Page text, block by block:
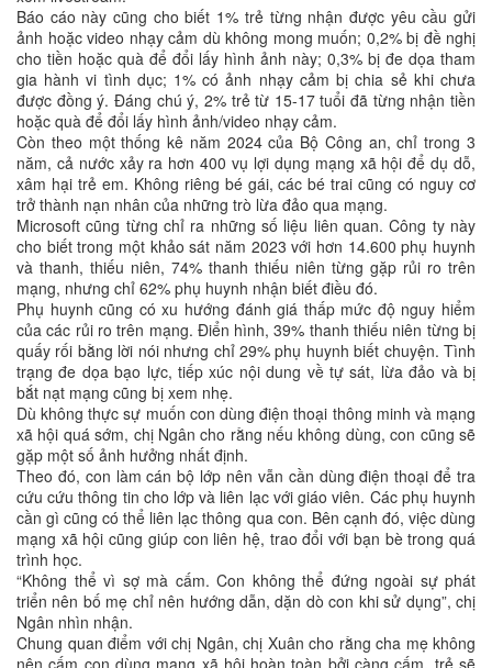
Báo cáo này cũng cho biết 1% trẻ từng nhận được yêu cầu gửi
ảnh hoặc video nhạy cảm dù không mong muốn; 0,2% bị đề nghị
cho tiền hoặc quà để đổi lấy hình ảnh này; 0,3% bị đe dọa tham
gia hành vi tình dục; 1% có ảnh nhạy cảm bị chia sẻ khi chưa
được đồng ý. Đáng chú ý, 2% trẻ từ 15-17 tuổi đã từng nhận tiền
hoặc quà để đổi lấy hình ảnh/video nhạy cảm.
Còn theo một thống kê năm 2024 của Bộ Công an, chỉ trong 3
năm, cả nước xảy ra hơn 400 vụ lợi dụng mạng xã hội để dụ dỗ,
xâm hại trẻ em. Không riêng bé gái, các bé trai cũng có nguy cơ
trở thành nạn nhân của những trò lừa đảo qua mạng.
Microsoft cũng từng chỉ ra những số liệu liên quan. Công ty này
cho biết trong một khảo sát năm 2023 với hơn 14.600 phụ huynh
và thanh, thiếu niên, 74% thanh thiếu niên từng gặp rủi ro trên
mạng, nhưng chỉ 62% phụ huynh nhận biết điều đó.
Phụ huynh cũng có xu hướng đánh giá thấp mức độ nguy hiểm
của các rủi ro trên mạng. Điển hình, 39% thanh thiếu niên từng bị
quấy rối bằng lời nói nhưng chỉ 29% phụ huynh biết chuyện. Tình
trạng đe dọa bạo lực, tiếp xúc nội dung về tự sát, lừa đảo và bị
bắt nạt mạng cũng bị xem nhẹ.
Dù không thực sự muốn con dùng điện thoại thông minh và mạng
xã hội quá sớm, chị Ngân cho rằng nếu không dùng, con cũng sẽ
gặp một số ảnh hưởng nhất định.
Theo đó, con làm cán bộ lớp nên vẫn cần dùng điện thoại để tra
cứu cứu thông tin cho lớp và liên lạc với giáo viên. Các phụ huynh
cần gì cũng có thể liên lạc thông qua con. Bên cạnh đó, việc dùng
mạng xã hội cũng giúp con liên hệ, trao đổi với bạn bè trong quá
trình học.
“Không thể vì sợ mà cấm. Con không thể đứng ngoài sự phát
triển nên bố mẹ chỉ nên hướng dẫn, dặn dò con khi sử dụng”, chị
Ngân nhìn nhận.
Chung quan điểm với chị Ngân, chị Xuân cho rằng cha mẹ không
nên cấm con dùng mạng xã hội hoàn toàn bởi càng cấm, trẻ sẽ